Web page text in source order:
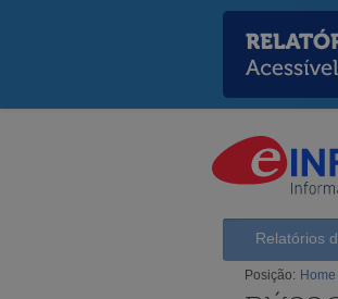
Relatórios
Posição: Home